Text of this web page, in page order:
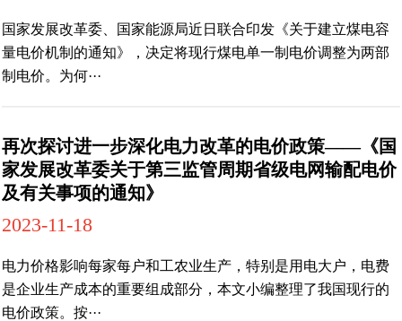
国家发展改革委、国家能源局近日联合印发《关于建立煤电容
量电价机制的通知》，决定将现行煤电单一制电价调整为两部
制电价。为何···
再次探讨进一步深化电力改革的电价政策——《国
家发展改革委关于第三监管周期省级电网输配电价
及有关事项的通知》
2023-11-18
电力价格影响每家每户和工农业生产，特别是用电大户，电费
是企业生产成本的重要组成部分，本文小编整理了我国现行的
电价政策。按···